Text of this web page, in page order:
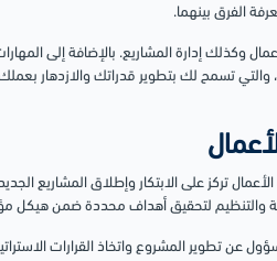
الفرق بينهما.
وكذلك إدارة المشاريع. بالإضافة إلى
والتي تسمح لك بتطوير قدراتك والازدهار بعملك
تركز على الابتكار وإطلاق المشاريع
والتنظيم لتحقيق أهداف محددة ضمن
عن تطوير المشروع واتخاذ القرارات